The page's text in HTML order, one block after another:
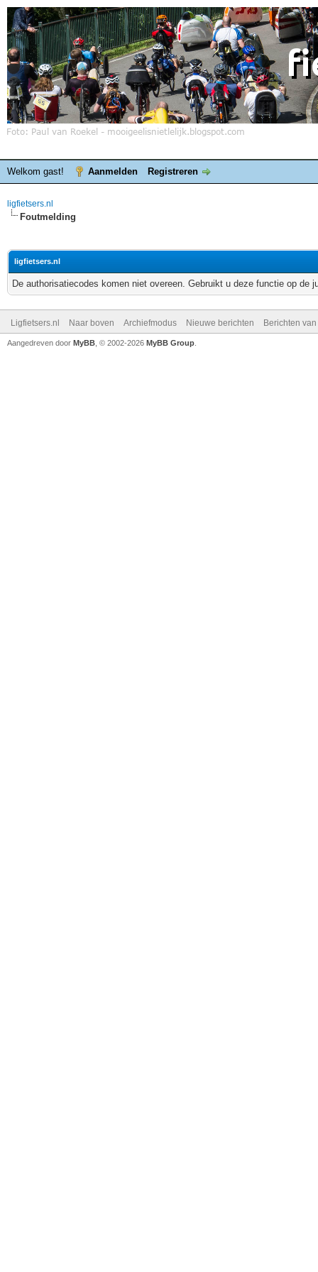
Welkom gast! Aanmelden Registreren
ligfietsers.nl
Foutmelding
ligfietsers.nl
De authorisatiecodes komen niet overeen. Gebruikt u deze functie op de
Ligfietsers.nl Naar boven Archiefmodus Nieuwe berichten Berichten
Aangedreven door MyBB , © 2002-2026 MyBB Group